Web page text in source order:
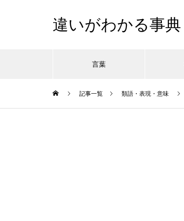
違いがわかる事典
言葉
記事一覧 類語・表現・意味